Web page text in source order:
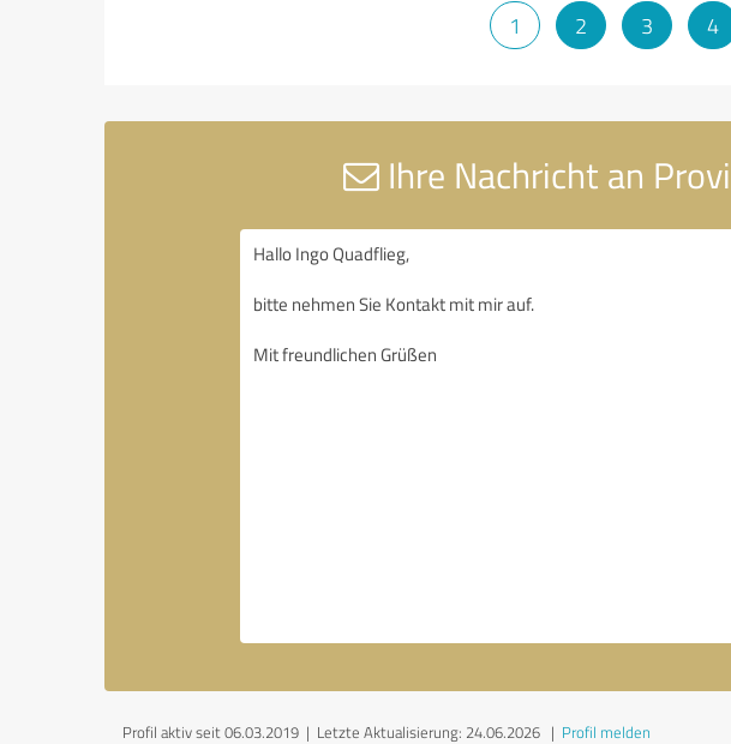
1 2 3 4
Ihre Nachricht an
Profil aktiv seit 06.03.2019 | Letzte Aktualisierung: 24.06.2026 | Profil melden